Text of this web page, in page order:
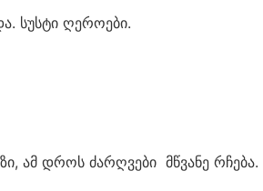
სუსტი ღეროები.
ამ დროს ძარღვები მწვანე რჩება.